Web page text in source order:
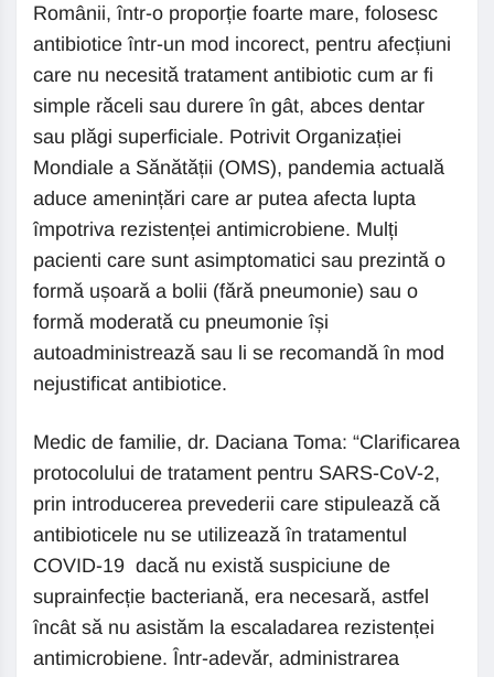
Românii, într-o proporție foarte mare, folosesc
antibiotice într-un mod incorect, pentru afecțiuni
care nu necesită tratament antibiotic cum ar fi
simple răceli sau durere în gât, abces dentar
sau plăgi superficiale. Potrivit Organizației
Mondiale a Sănătății (OMS), pandemia actuală
aduce amenințări care ar putea afecta lupta
împotriva rezistenței antimicrobiene. Mulți
pacienti care sunt asimptomatici sau prezintă o
formă ușoară a bolii (fără pneumonie) sau o
formă moderată cu pneumonie își
autoadministrează sau li se recomandă în mod
nejustificat antibiotice.
Medic de familie, dr. Daciana Toma: “Clarificarea
protocolului de tratament pentru SARS-CoV-2,
prin introducerea prevederii care stipulează că
antibioticele nu se utilizează în tratamentul
COVID-19 dacă nu există suspiciune de
suprainfecție bacteriană, era necesară, astfel
încât să nu asistăm la escaladarea rezistenței
antimicrobiene. Într-adevăr, administrarea